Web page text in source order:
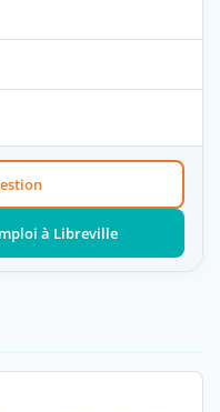
à Libreville